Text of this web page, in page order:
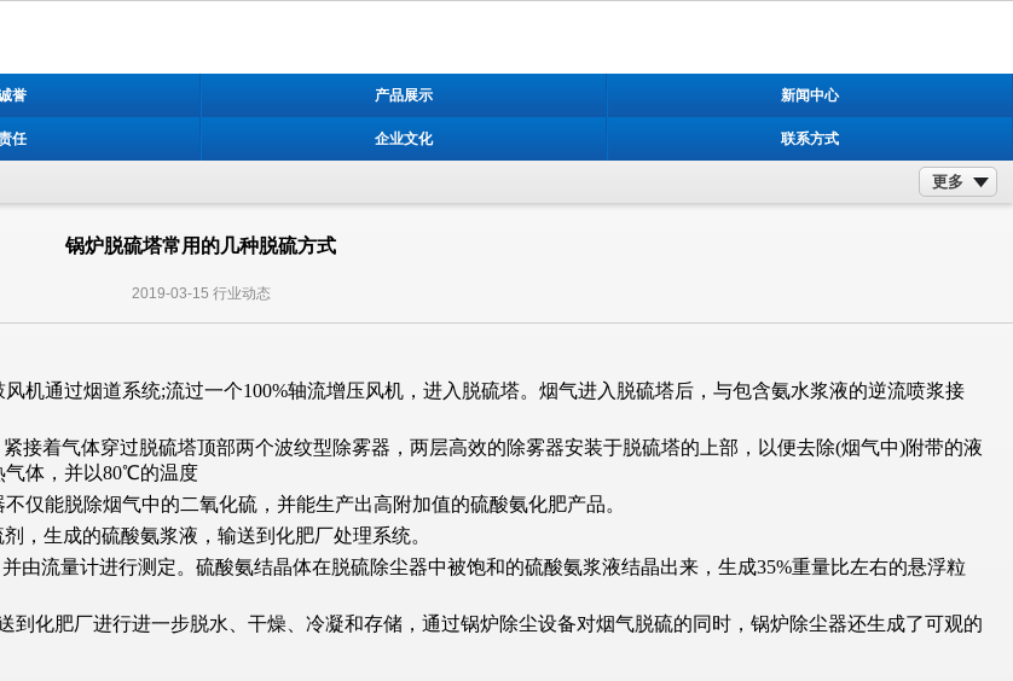
誉 产品展示 新闻中心
任 企业文化 联系方式
更多
锅炉脱硫塔常用的几种脱硫方式
2019-03-15 行业动态
通过烟道系统;流过一个100%轴流增压风机，进入脱硫塔。烟气进入脱硫塔后，与包含氨水浆液的逆流喷浆接
着气体穿过脱硫塔顶部两个波纹型除雾器，两层高效的除雾器安装于脱硫塔的上部，以便去除(烟气中)附带的液
气体，并以80℃的温度
能脱除烟气中的二氧化硫，并能生产出高附加值的硫酸氨化肥产品。
生成的硫酸氨浆液，输送到化肥厂处理系统。
流量计进行测定。硫酸氨结晶体在脱硫除尘器中被饱和的硫酸氨浆液结晶出来，生成35%重量比左右的悬浮粒
肥厂进行进一步脱水、干燥、冷凝和存储，通过锅炉除尘设备对烟气脱硫的同时，锅炉除尘器还生成了可观的